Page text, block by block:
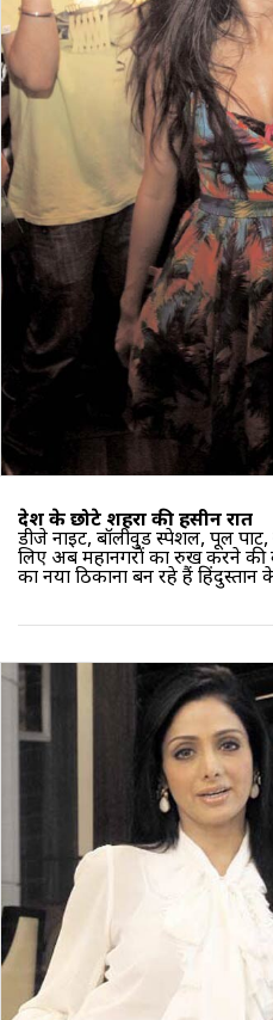
देश के छोटे शहरों की हसीन रातें
डीजे नाइट, बॉलीवुड स्पेशल, पूल
लिए अब महानगरों का रुख करने
का नया ठिकाना बन रहे हैं हिंदुस्तान